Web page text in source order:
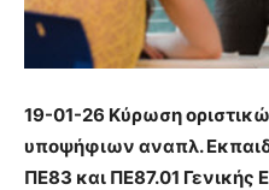
19-01-26 Κύρωση
υποψήφιων αναπλ.
ΠΕ83 και ΠΕ87.01 Γενικής